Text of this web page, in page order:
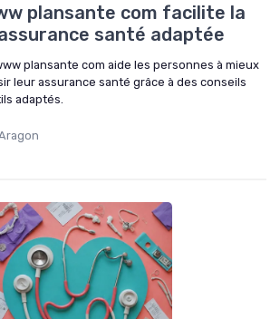
plansante com facilite la
santé adaptée
plansante com aide les personnes à mieux
leur assurance santé grâce à des conseils
adaptés.